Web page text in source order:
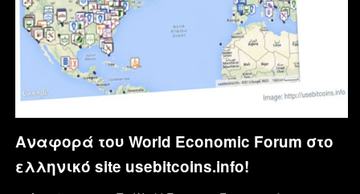
Αναφορά του World Economic Forum στο
ελληνικό site usebitcoins.info!